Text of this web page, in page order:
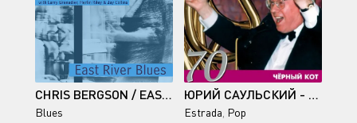
CHRIS BERGSON / EAST RIVER BLUES
Blues
ЮРИЙ САУЛЬСКИЙ - 70: ЧЁРНЫЙ КОТ 1998/2020
Estrada, Pop